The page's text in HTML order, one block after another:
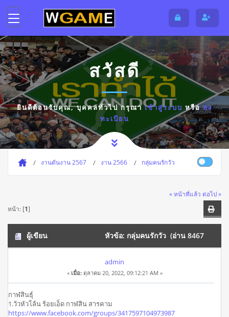
สวัสดี
ยินดีต้อนรับคุณ,บุคคลทั่วไปกรุณาเข้าสู่ระบบหรือลง
ทะเบียน
งานดันงาน 2567 งาน 2566 กลุ่มคนรักวัว
« หน้าที่แล้ว ต่อไป »
หน้า: [1]
ผู้เขียน หัวข้อ: กลุ่มคนรักวัว (อ่าน 8467
admin
« เมื่อ:ตุลาคม 20, 2022, 09:12:21 AM »
กาฬสินธุ์
1.วัวหัวโล้น ร้อยเอ็ด กาฬสิน สารคาม
https://www.facebook.com/groups/3417597104973987